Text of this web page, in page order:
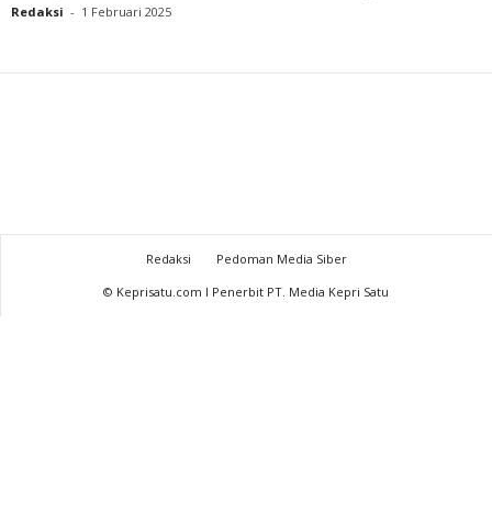
Redaksi - 1 Februari 2025
Redaksi
Pedoman Media Siber
© Keprisatu.com I Penerbit PT. Media Kepri Satu